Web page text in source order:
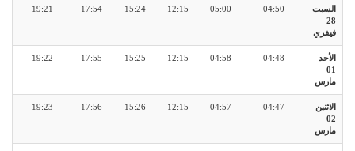
السبت
28
فيفري
04:50
05:00
12:15
15:24
17:54
19:21
الأحد
01
مارس
04:48
04:58
12:15
15:25
17:55
19:22
الاثنين
02
مارس
04:47
04:57
12:15
15:26
17:56
19:23